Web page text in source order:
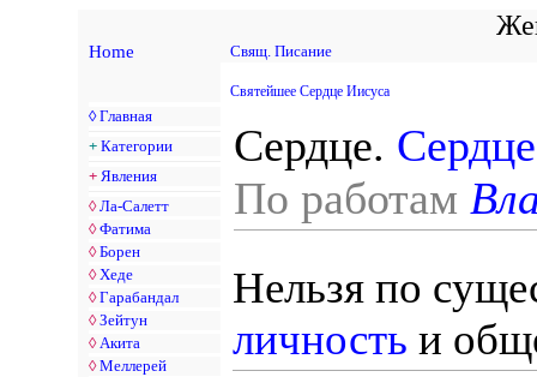
Home Свящ. Писание
◊ Главная
+ Категории
+ Явления
◊ Ла-Салетт
◊ Фатима
◊ Борен
◊ Хеде
◊ Гарабандал
◊ Зейтун
◊ Акита
◊ Меллерей
Святейшее Сердце Иисуса
Сердце.
По работам
Нельзя по
личность и